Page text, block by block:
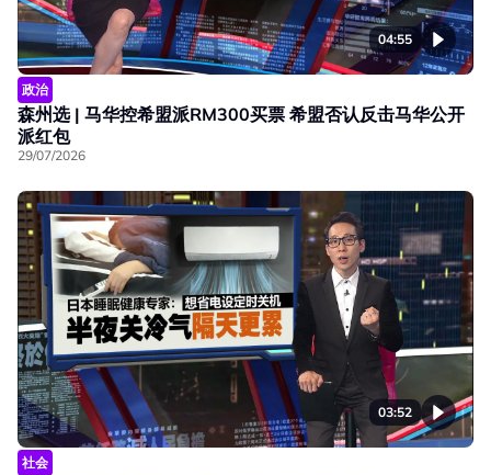
04:55
政治
森州选 | 马华控希盟派RM300买票 希盟否认反击马华公开
派红包
29/07/2026
03:52
社会